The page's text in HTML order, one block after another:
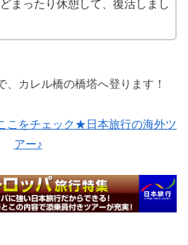
まったり休憩して、復活しまし
、カレル橋の橋塔へ登ります！
こをチェック★日本旅行の海外ツ
アー♪